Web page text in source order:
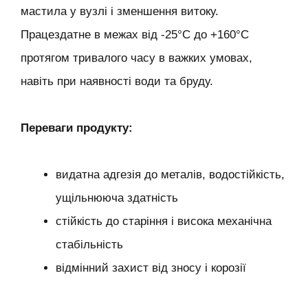
мастила у вузлі і зменшення витоку.
Працездатне в межах від -25°С до +160°С
протягом тривалого часу в важких умовах,
навіть при наявності води та бруду.
Переваги продукту:
видатна адгезія до металів, водостійкість,
ущільнююча здатність
стійкість до старіння і висока механічна
стабільність
відмінний захист від зносу і корозії